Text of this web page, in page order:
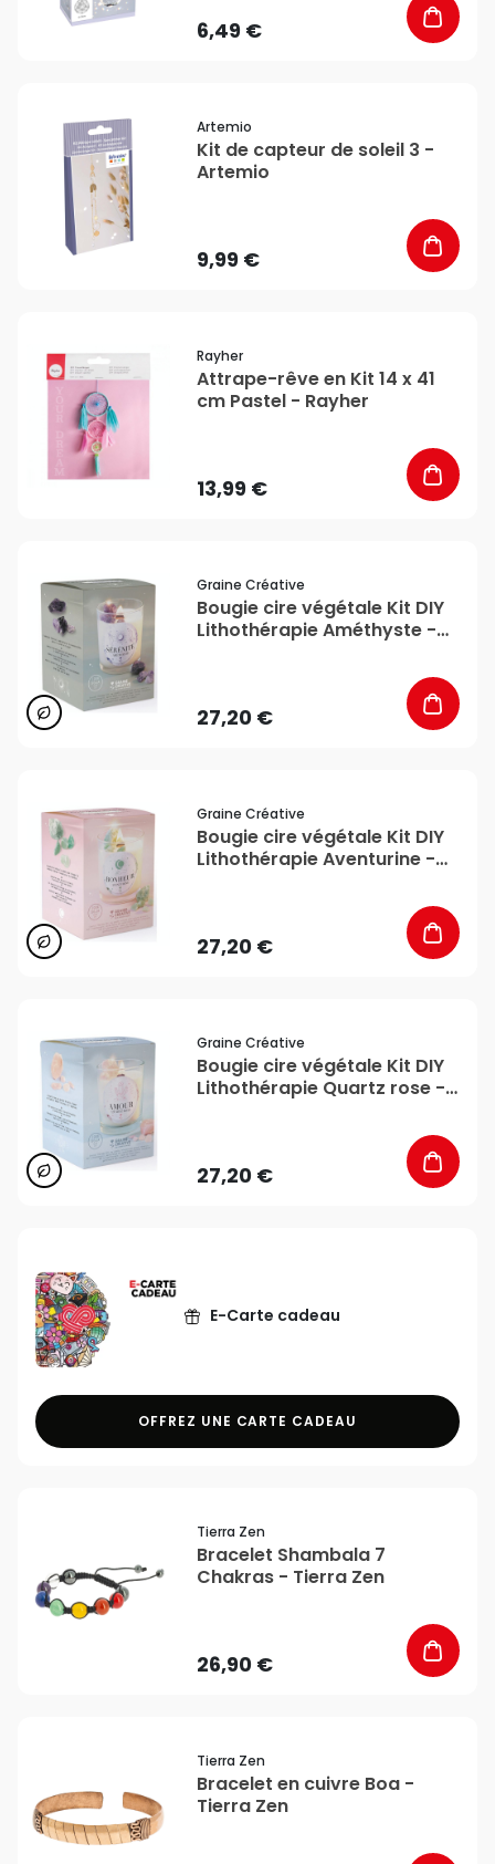
6,49 €
Artemio
Kit de capteur de soleil 3 -
Artemio
9,99 €
Rayher
Attrape-rêve en Kit 14 x 41
cm Pastel - Rayher
13,99 €
Graine Créative
Bougie cire végétale Kit DIY
Lithothérapie Améthyste -
27,20 €
Graine Créative
Bougie cire végétale Kit DIY
Lithothérapie Aventurine -
27,20 €
Graine Créative
Bougie cire végétale Kit DIY
Lithothérapie Quartz rose -
27,20 €
E-Carte cadeau
OFFREZ UNE CARTE CADEAU
Tierra Zen
Bracelet Shambala 7
Chakras - Tierra Zen
26,90 €
Tierra Zen
Bracelet en cuivre Boa -
Tierra Zen